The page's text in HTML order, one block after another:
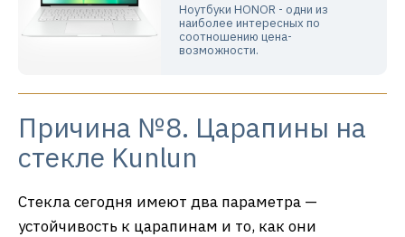
Ноутбуки HONOR - одни из
наиболее интересных по
соотношению цена-
возможности.
Причина №8. Царапины на
стекле Kunlun
Стекла сегодня имеют два параметра —
устойчивость к царапинам и то, как они